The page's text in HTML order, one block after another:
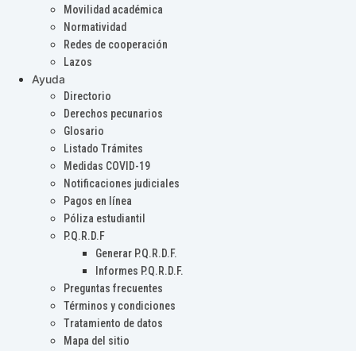
Movilidad académica
Normatividad
Redes de cooperación
Lazos
Ayuda
Directorio
Derechos pecunarios
Glosario
Listado Trámites
Medidas COVID-19
Notificaciones judiciales
Pagos en línea
Póliza estudiantil
P.Q.R.D.F
Generar P.Q.R.D.F.
Informes P.Q.R.D.F.
Preguntas frecuentes
Términos y condiciones
Tratamiento de datos
Mapa del sitio